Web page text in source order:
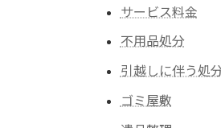
サービス料金
不用品処分
引越しに伴う処
ゴミ屋敷